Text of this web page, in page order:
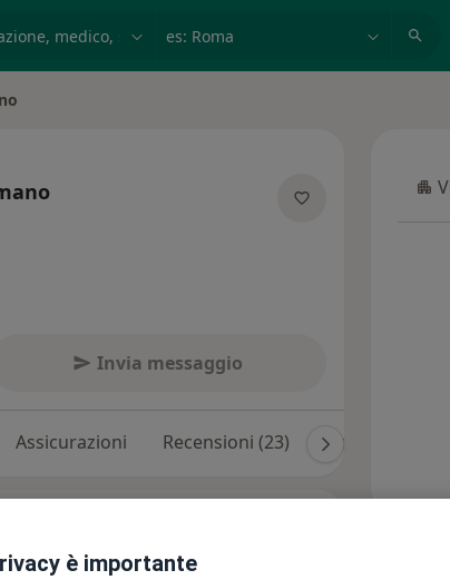
Invia messaggio
Assicurazioni Recensioni (23) Risposte ai
Psicoterapeuta Cognitivo-
è importante